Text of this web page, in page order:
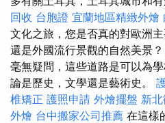
回收 台胞證 宜蘭地區精緻外燴
文化之旅，您是否真的對歐洲
還是外國流行景觀的自然美景？
毫無疑問，這些道路是可以為
論是歷史，文學還是藝術史。
椎矯正 護照申請 外燴擺盤 新
外燴 台中搬家公司推薦 在這樣